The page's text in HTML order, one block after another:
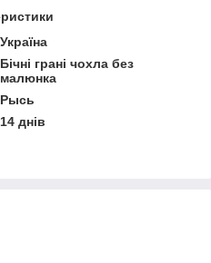
Україна
Бічні грані чохла без
малюнка
Рысь
14 днів